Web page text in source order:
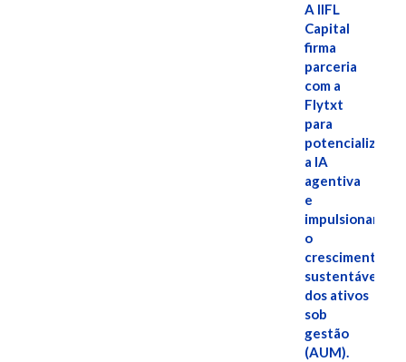
A IIFL
Capital
firma
parceria
com a
Flytxt
para
potencializar
a IA
agentiva
e
impulsionar
o
crescimento
sustentável
dos ativos
sob
gestão
(AUM).